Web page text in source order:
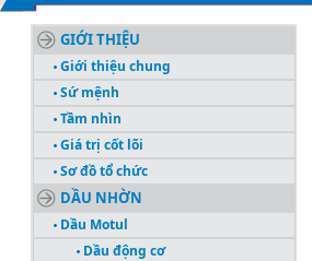
GIỚI THIỆU
Giới thiệu chung
Sứ mệnh
Tầm nhìn
Giá trị cốt lõi
Sơ đồ tổ chức
DẦU NHỜN
Dầu Motul
Dầu động cơ